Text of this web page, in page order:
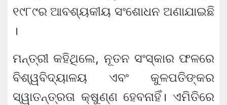
୧୯୮୯ର ଆବଶ୍ୟକୀୟ ସଂଶୋଧନ ଅଣାଯାଇଛି
।
ମନ୍ତ୍ରୀ କହିଥିଲେ, ନୂତନ ସଂସ୍କାର ଫଳରେ
ବିଶ୍ୱବିଦ୍ୟାଳୟ ଏବଂ କୁଳପତିଙ୍କର
ସ୍ୱାତନ୍ତ୍ରତା କ୍ଷୁଣ୍ଣ ହେବନାହିଁ। ଏମିତିରେ